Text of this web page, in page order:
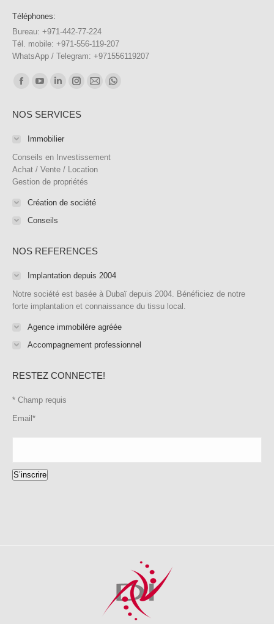
Téléphones:
Bureau: +971-442-77-224
Tél. mobile: +971-556-119-207
WhatsApp / Telegram: +971556119207
Trouvez nous sur :
Facebook
opens
window
opens
in
window
LinkedIn
opens
in
window
Instagram
opens
window
E-
new
WhatsApp
NOS SERVICES
Immobilier
Conseils en Investissement
Achat / Vente / Location
Gestion de propriétés
Création de société
Conseils
NOS REFERENCES
Implantation depuis 2004
Notre société est basée à Dubaï depuis 2004. Bénéficiez de notre
forte implantation et connaissance du tissu local.
Agence immobilére agréée
Accompagnement professionnel
RESTEZ CONNECTE!
* Champ requis
Email*
S’inscrire